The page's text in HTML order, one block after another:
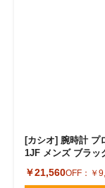
[カシオ] 腕時計 プ
1JF メンズ ブラッ
￥21,560OFF： ￥